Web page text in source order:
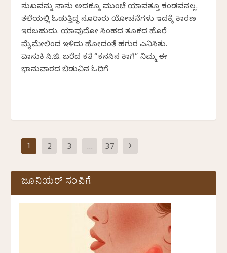
ಸುಖವನ್ನು ನಾನು ಅದಕ್ಕೂ ಮುಂಚೆ ಯಾವತ್ತೂ ಕಂಡವನಲ್ಲ.
ತಲೆಯಲ್ಲಿ ಓಡುತ್ತಿದ್ದ ನೂರಾರು ಯೋಚನೆಗಳು ಇದಕ್ಕೆ ಕಾರಣ
ಇರಬಹುದು. ಯಾವುದೋ ಸಿಂಹದ ತೂಕದ ಹೊರೆ
ಮೈಮೇಲಿಂದ ಇಳಿದು ಹೋದಂತೆ ಹಗುರ ಎನಿಸಿತು.
ವಾಸುಕಿ ಸಿ.ಜಿ. ಬರೆದ ಕತೆ “ಕನಸಿನ ಕಾಗೆ” ನಿಮ್ಮ ಈ
ಭಾನುವಾರದ ಬಿಡುವಿನ ಓದಿಗೆ
1 2 3 … 37
ಜೂನಿಯರ್ ಸಂಪಿಗೆ